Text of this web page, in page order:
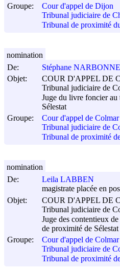
Groupe:
Cour d'appel de Dijon
Tribunal judiciaire de
Tribunal de proximité
De:
Stéphane NARBONNE
Objet:
COUR D'APPEL DE
Tribunal judiciaire de
Juge du livre foncier
Sélestat
Groupe:
Cour d'appel de Colmar
Tribunal judiciaire de
Tribunal de proximité
nomination
De:
Leila LABBEN
magistrate placée en
Objet:
COUR D'APPEL DE
Tribunal judiciaire de
Juge des contentieux
de proximité de Sélestat
Groupe:
Cour d'appel de Colmar
Tribunal judiciaire de
Tribunal de proximité
nomination